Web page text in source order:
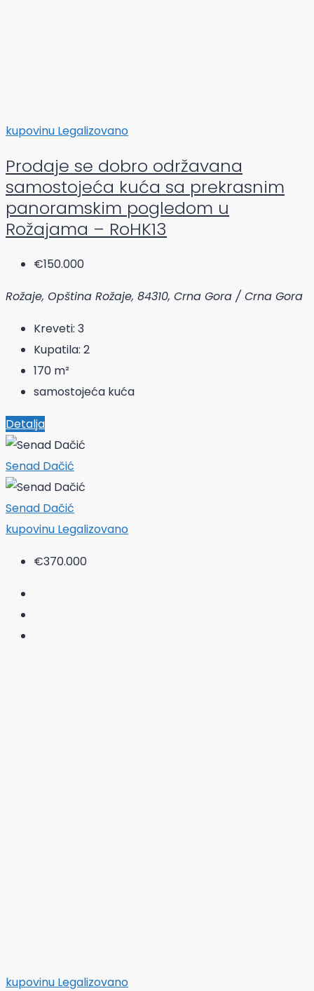
kupovinu Legalizovano
Prodaje se dobro održavana
samostojeća kuća sa prekrasnim
panoramskim pogledom u
Rožajama – RoHK13
€150.000
Rožaje, Opština Rožaje, 84310, Crna Gora / Crna Gora
Kreveti: 3
Kupatila: 2
170 m²
samostojeća kuća
Detalja
Senad Dačić
Senad Dačić
kupovinu Legalizovano
€370.000
kupovinu Legalizovano